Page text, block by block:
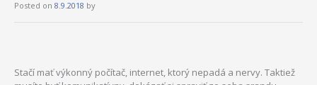
Posted on 8.9.2018 by
Stačí mať výkonný počítač, internet, ktorý nepadá a nervy. Taktiež